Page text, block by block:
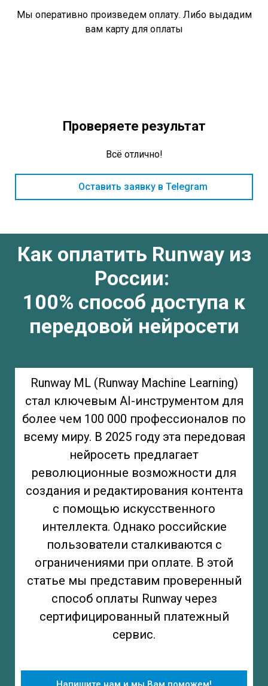
Мы оперативно произведем оплату. Либо выдадим
вам карту для оплаты
Проверяете результат
Всё отлично!
Оставить заявку в Telegram
Как оплатить Runway из
России:
100% способ доступа к
передовой нейросети
Runway ML (Runway Machine Learning)
стал ключевым AI-инструментом для
более чем 100 000 профессионалов по
всему миру. В 2025 году эта передовая
нейросеть предлагает
революционные возможности для
создания и редактирования контента
с помощью искусственного
интеллекта. Однако российские
пользователи сталкиваются с
ограничениями при оплате. В этой
статье мы представим проверенный
способ оплаты Runway через
сертифицированный платежный
сервис.